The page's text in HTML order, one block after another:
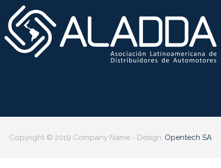
Copyright © 2019 Company Name - Design: Opentech SA